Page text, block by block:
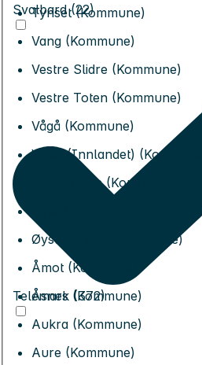
Tynset (Kommune)
Vang (Kommune)
Vestre Slidre (Kommune)
Vestre Toten (Kommune)
Vågå (Kommune)
Våler (Innlandet) (Kommune)
Østre Toten (Kommune)
Øystre Slidre (Kommune)
Åmot (Kommune)
Åsnes (Kommune)
Aukra (Kommune)
Aure (Kommune)
Svalbard (22)
Telemark (372)